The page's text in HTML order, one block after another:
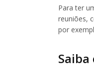
Para ter
reuniões,
por